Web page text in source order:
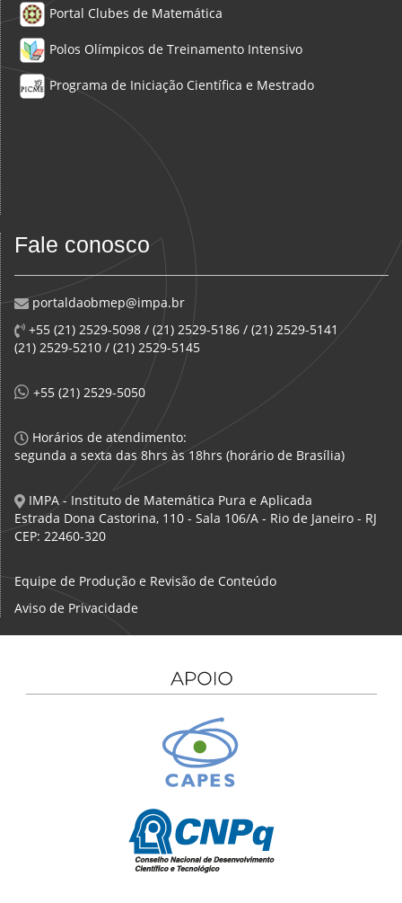
Portal Clubes de Matemática
Polos Olímpicos de Treinamento Intensivo
Programa de Iniciação Científica e Mestrado
Fale conosco
portaldaobmep@impa.br
+55 (21) 2529-5098 / (21) 2529-5186 / (21) 2529-5141
(21) 2529-5210 / (21) 2529-5145
+55 (21) 2529-5050
Horários de atendimento:
segunda a sexta das 8hrs às 18hrs (horário de Brasília)
IMPA - Instituto de Matemática Pura e Aplicada
Estrada Dona Castorina, 110 - Sala 106/A - Rio de Janeiro - RJ
CEP: 22460-320
Equipe de Produção e Revisão de Conteúdo
Aviso de Privacidade